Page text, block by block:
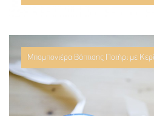
Μπομπονιέρα Βάπτισης Ποτήρι με Κερί